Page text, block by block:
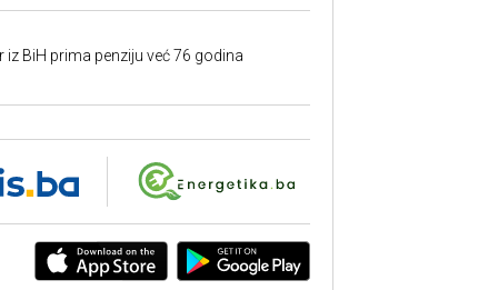
iz BiH prima penziju već 76 godina